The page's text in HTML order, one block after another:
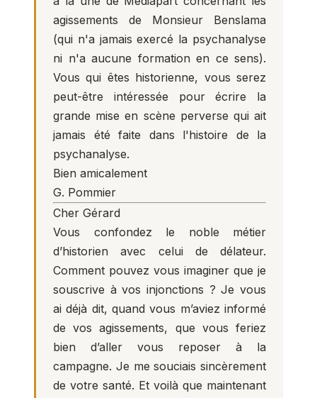
agissements de Monsieur Benslama
(qui n'a jamais exercé la psychanalyse
ni n'a aucune formation en ce sens).
Vous qui êtes historienne, vous serez
peut-être intéressée pour écrire la
grande mise en scène perverse qui ait
jamais été faite dans l'histoire de la
psychanalyse.
Bien amicalement
G. Pommier
Cher Gérard
Vous confondez le noble métier
d’historien avec celui de délateur.
Comment pouvez vous imaginer que je
souscrive à vos injonctions ? Je vous
ai déjà dit, quand vous m’aviez informé
de vos agissements, que vous feriez
bien d’aller vous reposer à la
campagne. Je me souciais sincèrement
de votre santé. Et voilà que maintenant